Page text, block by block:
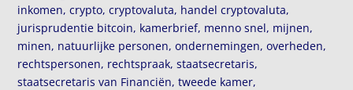
inkomen,crypto,cryptovaluta, handel cryptovaluta,
jurisprudentie bitcoin, kamerbrief, menno snel, mijnen,
minen, natuurlijke personen,ondernemingen,overheden,
rechtspersonen, rechtspraak,staatsecretaris,
staatsecretaris van Financiën,tweede kamer,